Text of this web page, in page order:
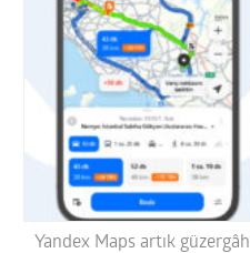
Yandex Maps artık